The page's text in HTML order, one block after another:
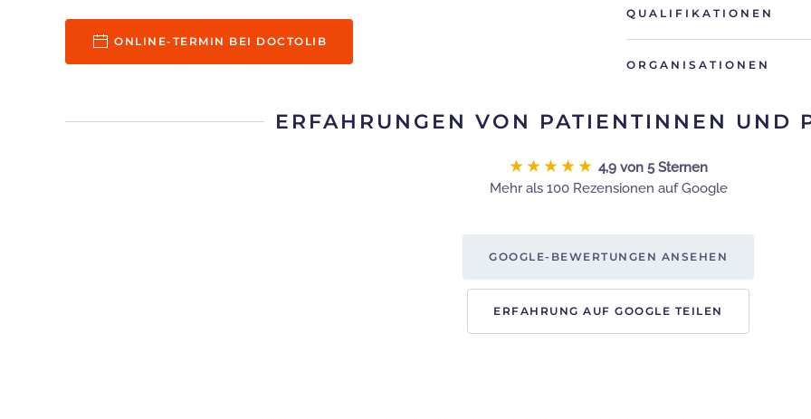
ONLINE-TERMIN BEI DOCTOLIB
QUALIFIKATIONEN
ORGANISATIONEN
ERFAHRUNGEN VON PATIENTINNEN UND
★★★★★ 4,9 von 5 Sternen
Mehr als 100 Rezensionen auf Google
GOOGLE-BEWERTUNGEN ANSEHEN
ERFAHRUNG AUF GOOGLE TEILEN